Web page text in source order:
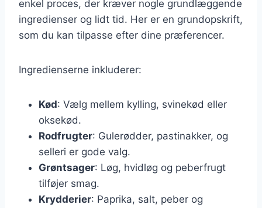
enkel proces, der kræver nogle grundlæggende
ingredienser og lidt tid. Her er en grundopskrift,
som du kan tilpasse efter dine præferencer.
Ingredienserne inkluderer:
Kød: Vælg mellem kylling, svinekød eller
oksekød.
Rodfrugter: Gulerødder, pastinakker, og
selleri er gode valg.
Grøntsager: Løg, hvidløg og peberfrugt
tilføjer smag.
Krydderier: Paprika, salt, peber og